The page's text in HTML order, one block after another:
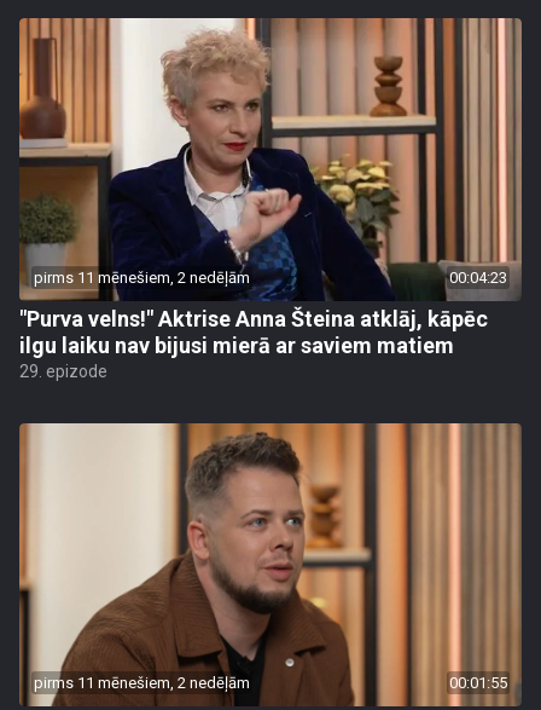
pirms 11 mēnešiem, 2 nedēļām 00:04:23
"Purva velns!" Aktrise Anna Šteina atklāj, kāpēc
ilgu laiku nav bijusi mierā ar saviem matiem
29. epizode
pirms 11 mēnešiem, 2 nedēļām 00:01:55